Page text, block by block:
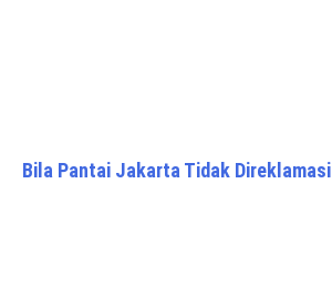
Bila Pantai Jakarta Tidak Direklamasi